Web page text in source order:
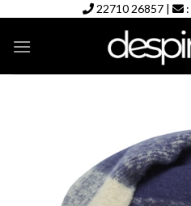
content
22710 26857 | :